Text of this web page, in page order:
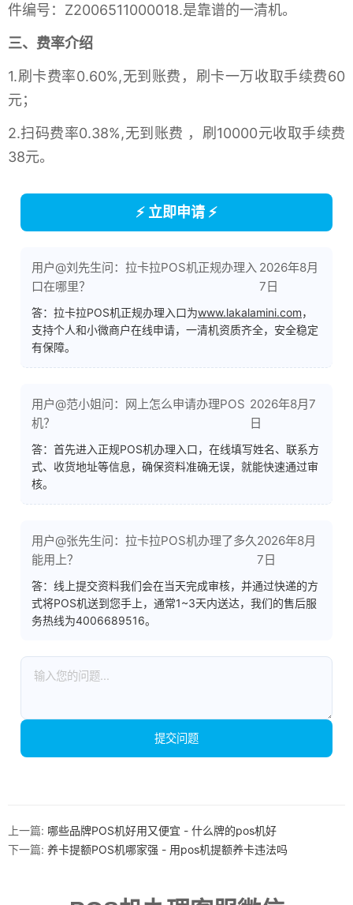
件编号：Z2006511000018.是靠谱的一清机。
三、费率介绍
1.刷卡费率0.60%,无到账费，刷卡一万收取手续费60
元；
2.扫码费率0.38%,无到账费 ，刷10000元收取手续费
38元。
⚡ 立即申请 ⚡
用户@刘先生问：拉卡拉POS机正规办理入
口在哪里？
2026年8月
7日
答：拉卡拉POS机正规办理入口为www.lakalamini.com，
支持个人和小微商户在线申请，一清机资质齐全，安全稳定
有保障。
用户@范小姐问：网上怎么申请办理POS
机？
2026年8月7
日
答：首先进入正规POS机办理入口，在线填写姓名、联系方
式、收货地址等信息，确保资料准确无误，就能快速通过审
核。
用户@张先生问：拉卡拉POS机办理了多久
能用上？
2026年8月
7日
答：线上提交资料我们会在当天完成审核，并通过快递的方
式将POS机送到您手上，通常1~3天内送达，我们的售后服
务热线为4006689516。
提交问题
上一篇: 哪些品牌POS机好用又便宜 - 什么牌的pos机好
下一篇: 养卡提额POS机哪家强 - 用pos机提额养卡违法吗